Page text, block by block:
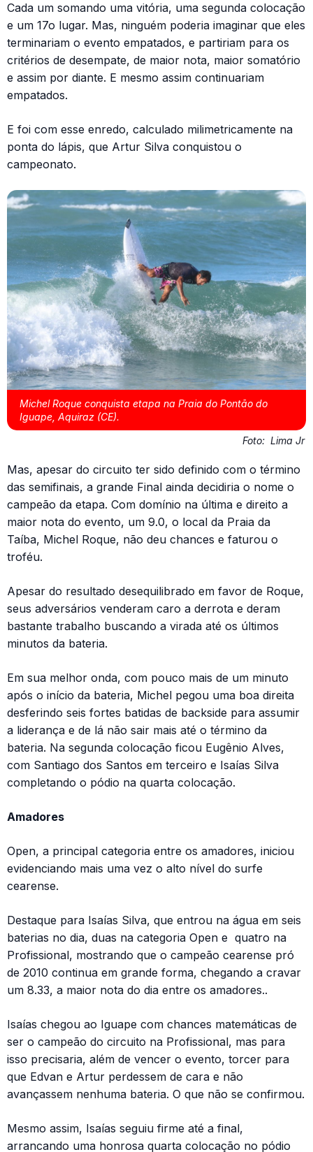
Cada um somando uma vitória, uma segunda colocação
e um 17o lugar. Mas, ninguém poderia imaginar que eles
terminariam o evento empatados, e partiriam para os
critérios de desempate, de maior nota, maior somatório
e assim por diante. E mesmo assim continuariam
empatados.
E foi com esse enredo, calculado milimetricamente na
ponta do lápis, que Artur Silva conquistou o
campeonato.
Michel Roque conquista etapa na Praia do Pontão do
Iguape, Aquiraz (CE).
Foto: Lima Jr
Mas, apesar do circuito ter sido definido com o término
das semifinais, a grande Final ainda decidiria o nome o
campeão da etapa. Com domínio na última e direito a
maior nota do evento, um 9.0, o local da Praia da
Taíba, Michel Roque, não deu chances e faturou o
troféu.
Apesar do resultado desequilibrado em favor de Roque,
seus adversários venderam caro a derrota e deram
bastante trabalho buscando a virada até os últimos
minutos da bateria.
Em sua melhor onda, com pouco mais de um minuto
após o início da bateria, Michel pegou uma boa direita
desferindo seis fortes batidas de backside para assumir
a liderança e de lá não sair mais até o término da
bateria. Na segunda colocação ficou Eugênio Alves,
com Santiago dos Santos em terceiro e Isaías Silva
completando o pódio na quarta colocação.
Amadores
Open, a principal categoria entre os amadores, iniciou
evidenciando mais uma vez o alto nível do surfe
cearense.
Destaque para Isaías Silva, que entrou na água em seis
baterias no dia, duas na categoria Open e quatro na
Profissional, mostrando que o campeão cearense pró
de 2010 continua em grande forma, chegando a cravar
um 8.33, a maior nota do dia entre os amadores..
Isaías chegou ao Iguape com chances matemáticas de
ser o campeão do circuito na Profissional, mas para
isso precisaria, além de vencer o evento, torcer para
que Edvan e Artur perdessem de cara e não
avançassem nenhuma bateria. O que não se confirmou.
Mesmo assim, Isaías seguiu firme até a final,
arrancando uma honrosa quarta colocação no pódio